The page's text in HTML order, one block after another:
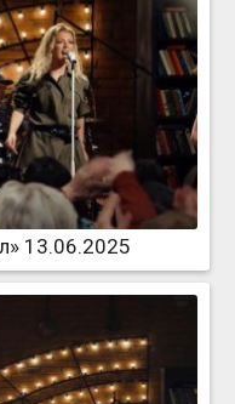
13.06.2025